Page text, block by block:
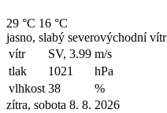
29 °C 16 °C
jasno, slabý severovýchodní vítr
vítr
SV, 3.99 m/s
tlak
1021
hPa
vlhkost 38
%
zítra, sobota 8. 8. 2026